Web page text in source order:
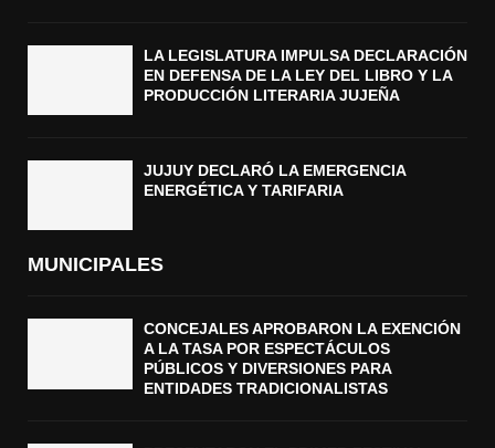
LA LEGISLATURA IMPULSA DECLARACIÓN
EN DEFENSA DE LA LEY DEL LIBRO Y LA
PRODUCCIÓN LITERARIA JUJEÑA
JUJUY DECLARÓ LA EMERGENCIA
ENERGÉTICA Y TARIFARIA
MUNICIPALES
CONCEJALES APROBARON LA EXENCIÓN
A LA TASA POR ESPECTÁCULOS
PÚBLICOS Y DIVERSIONES PARA
ENTIDADES TRADICIONALISTAS